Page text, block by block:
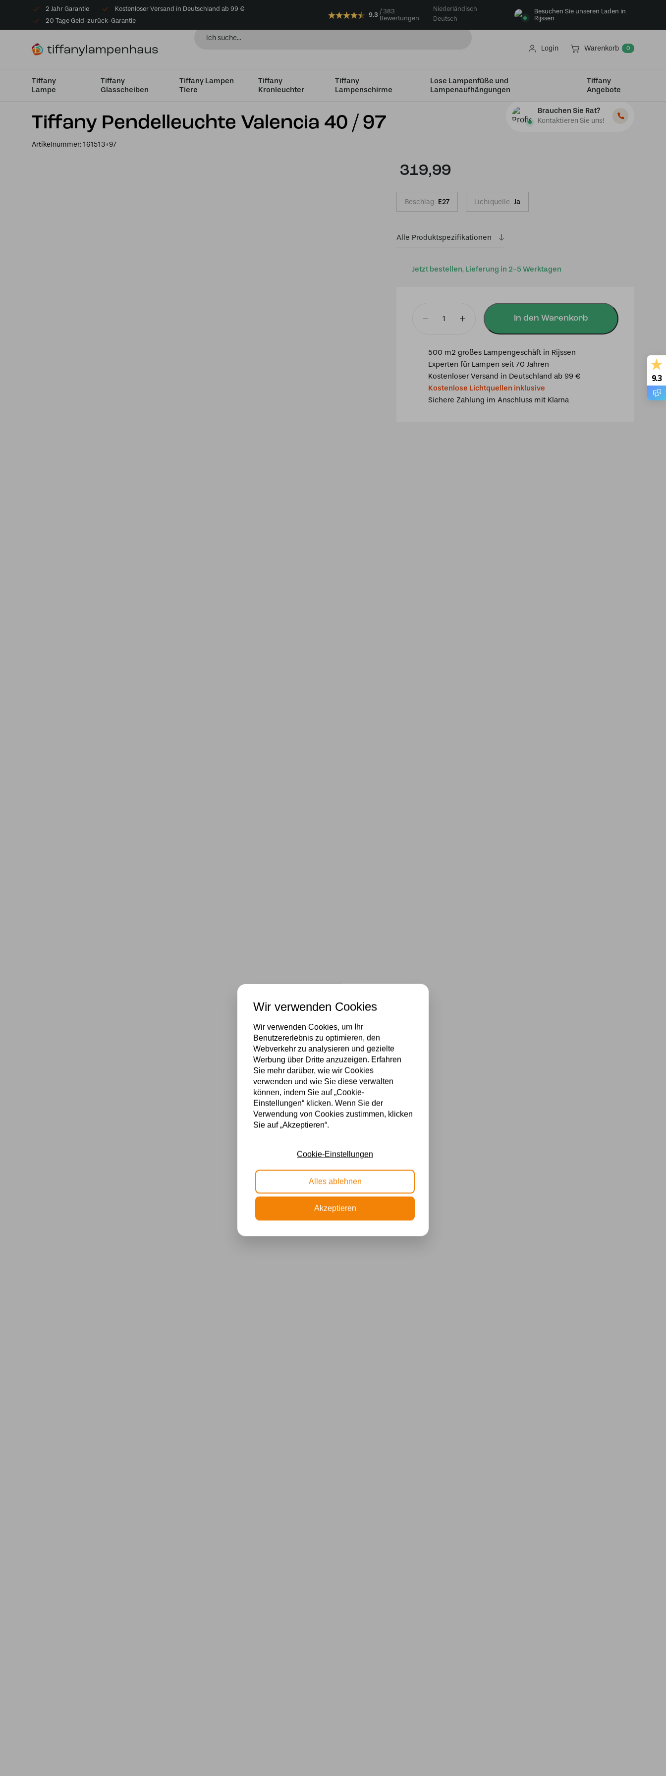
2 Jahr Garantie
Kostenloser Versand in Deutschland ab 99 €
20 Tage Geld-zurück-Garantie
9.3
383
Bewertungen
Niederländisch
Deutsch
Besuchen Sie unseren Laden in
Rijssen
Login Warenkorb 0
Tiffany
Lampe
Tiffany
Glasscheiben
Tiffany Lampen
Tiere
Tiffany
Kronleuchter
Tiffany
Lampenschirme
Lose Lampenfüße und
Lampenaufhängungen
Tiffany
Angebote
Startseite Tiffany Hängelampe Medium Ø26cm - Ø44cm Tiffany Pendelleuchte Valencia 40 / 97
Tiffany Pendelleuchte Valencia 40 / 97
Artikelnummer: 161513+97
Brauchen Sie Rat?
Kontaktieren Sie uns!
Jetzt bestellen, Lieferung in 2-5 Werktagen
319,99
Beschlag E27 Lichtquelle Ja
Alle Produktspezifikationen
Menge
In den Warenkorb
500 m2 großes Lampengeschäft in Rijssen
Experten für Lampen seit 70 Jahren
Kostenloser Versand in Deutschland ab 99 €
Kostenlose Lichtquellen inklusive
Sichere Zahlung im Anschluss mit Klarna
9.3
Wir verwenden Cookies
Wir verwenden Cookies, um Ihr
Benutzererlebnis zu optimieren, den
Webverkehr zu analysieren und gezielte
Werbung über Dritte anzuzeigen. Erfahren
Sie mehr darüber, wie wir Cookies
verwenden und wie Sie diese verwalten
können, indem Sie auf „Cookie-
Einstellungen“ klicken. Wenn Sie der
Verwendung von Cookies zustimmen, klicken
Sie auf „Akzeptieren“.
Cookie-Einstellungen
Alles ablehnen
Akzeptieren